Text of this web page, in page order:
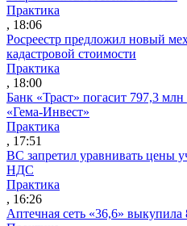
Практика
, 18:06
Росреестр предложил новый
кадастровой стоимости
Практика
, 18:00
Банк «Траст» погасит 797,3
«Гема-Инвест»
Практика
, 17:51
ВС запретил уравнивать цены
НДС
Практика
, 16:26
Аптечная сеть «36,6» выкупила